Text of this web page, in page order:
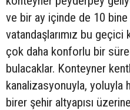
ve bir ay içinde de 10
vatandaşlarımız bu
çok daha konforlu bir
bulacaklar. Konteyner
kanalizasyonuyla, yoluyla
birer şehir altyapısı